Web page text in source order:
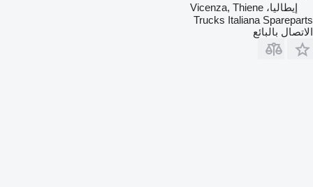
إيطاليا، Vicenza, Thiene
Trucks Italiana Spareparts
الاتصال بالبائع